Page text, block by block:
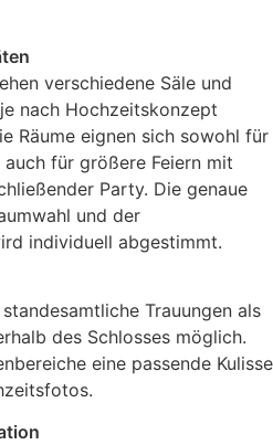
verschiedene Säle und
nach Hochzeitskonzept
Räume eignen sich sowohl für
für größere Feiern mit
Party. Die genaue
und der
individuell abgestimmt.
Trauungen als
des Schlosses möglich.
eine passende Kulisse